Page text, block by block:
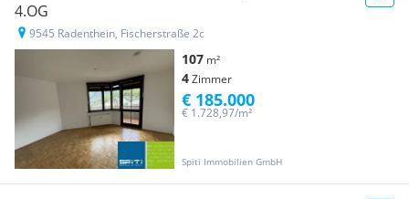
4.OG
9545 Radenthein, Fischerstraße 2c
107 m²
4Zimmer
Spiti Immobilien GmbH
€ 1.728,97/m²
€ 185.000